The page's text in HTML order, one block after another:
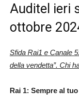
Auditel ieri
ottobre
Sfida Rai1 e Canale
della vendetta”. Chi
Rai 1: Sempre al